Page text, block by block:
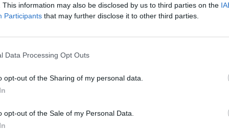
This information may also be disclosed by us to third parties on the
Participants that may further disclose it to other third parties.
Data Processing Opt Outs
opt-out of the Sharing of my personal data.
opt-out of the Sale of my Personal Data.
radaro postams, priešlaivinių raketų pajėgumams ir
pranešime teigė JAV kariškiai.